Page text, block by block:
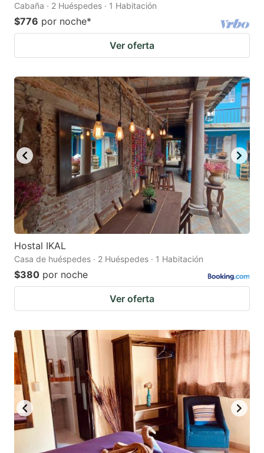
Cabaña · 2 Huéspedes · 1 Habitación
$776 por noche*
Ver oferta
Hostal IKAL
Casa de huéspedes · 2 Huéspedes · 1 Habitación
$380 por noche
Ver oferta